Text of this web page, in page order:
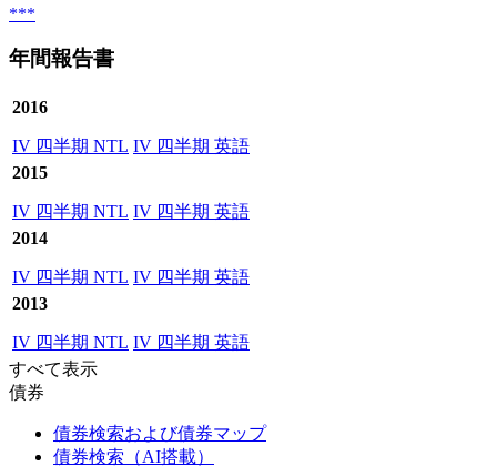
***
年間報告書
2016
IV 四半期 NTL IV 四半期 英語
2015
IV 四半期 NTL IV 四半期 英語
2014
IV 四半期 NTL IV 四半期 英語
2013
IV 四半期 NTL IV 四半期 英語
すべて表示
債券
債券検索および債券マップ
債券検索（AI搭載）